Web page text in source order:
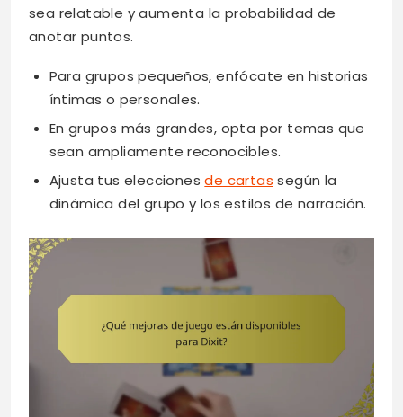
sea relatable y aumenta la probabilidad de
anotar puntos.
Para grupos pequeños, enfócate en historias
íntimas o personales.
En grupos más grandes, opta por temas que
sean ampliamente reconocibles.
Ajusta tus eleccionesde cartas según la
dinámica del grupo y los estilos de narración.